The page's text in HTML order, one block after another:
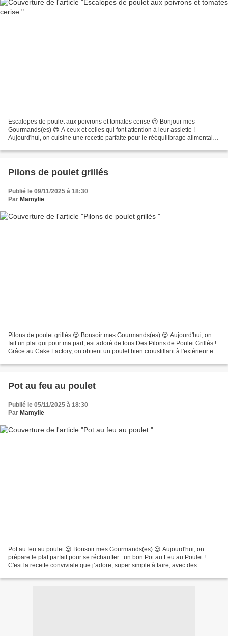
Escalopes de poulet aux poivrons et tomates cerise 😍 Bonjour mes
Gourmands(es) 😍 A ceux et celles qui font attention à leur assiette !
Aujourd'hui, on cuisine une recette parfaite pour le rééquilibrage alimentaire
Pilons de poulet grillés
Publié le 09/11/2025 à 18:30
Par Mamylie
Pilons de poulet grillés 😍 Bonsoir mes Gourmands(es) 😍 Aujourd'hui, on
fait un plat qui pour ma part, est adoré de tous Des Pilons de Poulet Grillés !
Grâce au Cake Factory, on obtient un poulet bien croustillant à l'extérieur et
Pot au feu au poulet
Publié le 05/11/2025 à 18:30
Par Mamylie
Pot au feu au poulet 😍 Bonsoir mes Gourmands(es) 😍 Aujourd'hui, on
prépare le plat parfait pour se réchauffer : un bon Pot au Feu au Poulet !
C'est la recette conviviale que j’adore, super simple à faire, avec des